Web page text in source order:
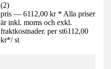
(2)
pris — 6112,00 kr * Alla priser
är inkl. moms och exkl.
fraktkostnader. per st6112,00
kr*/ st